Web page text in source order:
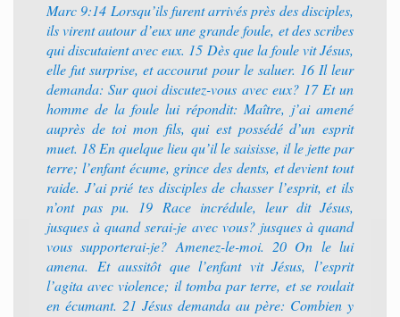
Marc 9:14 Lorsqu’ils furent arrivés près des disciples,
ils virent autour d’eux une grande foule, et des scribes
qui discutaient avec eux. 15 Dès que la foule vit Jésus,
elle fut surprise, et accourut pour le saluer. 16 Il leur
demanda: Sur quoi discutez-vous avec eux? 17 Et un
homme de la foule lui répondit: Maître, j’ai amené
auprès de toi mon fils, qui est possédé d’un esprit
muet. 18 En quelque lieu qu’il le saisisse, il le jette par
terre; l’enfant écume, grince des dents, et devient tout
raide. J’ai prié tes disciples de chasser l’esprit, et ils
n’ont pas pu. 19 Race incrédule, leur dit Jésus,
jusques à quand serai-je avec vous? jusques à quand
vous supporterai-je? Amenez-le-moi. 20 On le lui
amena. Et aussitôt que l’enfant vit Jésus, l’esprit
l’agita avec violence; il tomba par terre, et se roulait
en écumant. 21 Jésus demanda au père: Combien y